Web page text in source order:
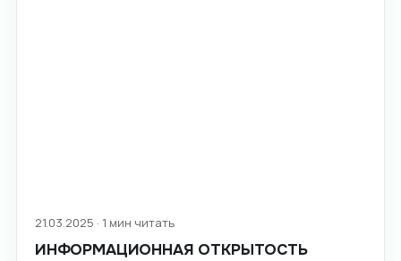
21.03.2025 · 1 мин читать
ИНФОРМАЦИОННАЯ ОТКРЫТОСТЬ